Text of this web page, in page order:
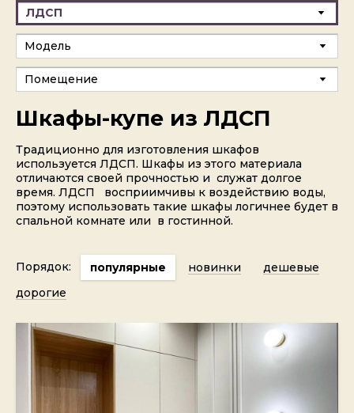
Шкафы-купе из ЛДСП
Традиционно для изготовления шкафов
используется ЛДСП. Шкафы из этого материала
отличаются своей прочностью и служат долгое
время. ЛДСП восприимчивы к воздействию воды,
поэтому использовать такие шкафы логичнее будет в
спальной комнате или в гостинной.
Порядок: популярные новинки
дешевые
дорогие